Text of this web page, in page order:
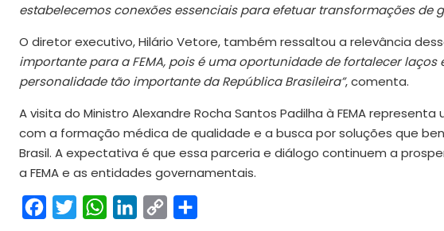
estabelecemos conexões essenciais para efetuar transformações de
O diretor executivo, Hilário Vetore, também ressaltou a relevância
importante para a FEMA, pois é uma oportunidade de fortalecer
personalidade tão importante da República Brasileira”, comenta.
A visita do Ministro Alexandre Rocha Santos Padilha à FEMA
com a formação médica de qualidade e a busca por soluções que
Brasil. A expectativa é que essa parceria e diálogo continuem a
a FEMA e as entidades governamentais.
FacebookTwitterWhatsAppLinkedIn
Copy